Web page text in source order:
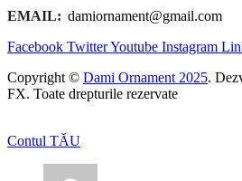
EMAIL: damiornament@gmail.com
Facebook TwitterYoutube Instagram
Copyright © Dami Ornament 2025.
FX. Toate drepturile rezervate
Contul TĂU